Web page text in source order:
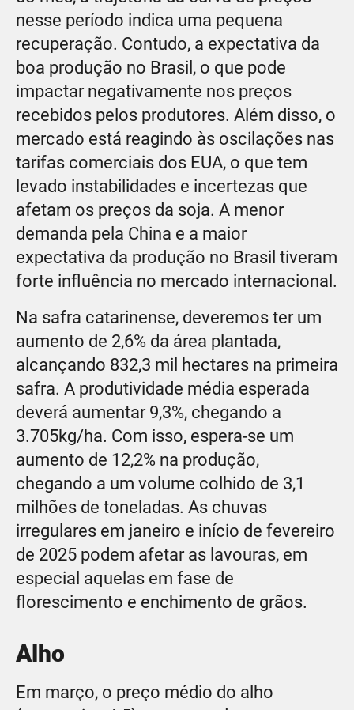
nesse período indica uma pequena
recuperação. Contudo, a expectativa da
boa produção no Brasil, o que pode
impactar negativamente nos preços
recebidos pelos produtores. Além disso, o
mercado está reagindo às oscilações nas
tarifas comerciais dos EUA, o que tem
levado instabilidades e incertezas que
afetam os preços da soja. A menor
demanda pela China e a maior
expectativa da produção no Brasil tiveram
forte influência no mercado internacional.
Na safra catarinense, deveremos ter um
aumento de 2,6% da área plantada,
alcançando 832,3 mil hectares na primeira
safra. A produtividade média esperada
deverá aumentar 9,3%, chegando a
3.705kg/ha. Com isso, espera-se um
aumento de 12,2% na produção,
chegando a um volume colhido de 3,1
milhões de toneladas. As chuvas
irregulares em janeiro e início de fevereiro
de 2025 podem afetar as lavouras, em
especial aquelas em fase de
florescimento e enchimento de grãos.
Alho
Em março, o preço médio do alho